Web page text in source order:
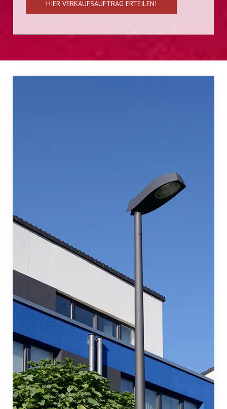
HIER VERKAUFSAUFTRAG ERTEILEN!